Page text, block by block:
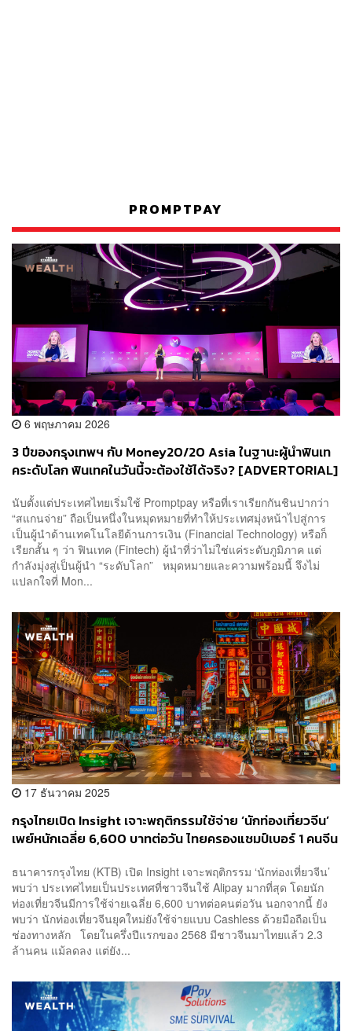
PROMPTPAY
6 พฤษภาคม 2026
3 ปีของกรุงเทพฯ กับ Money20/20 Asia ในฐานะผู้นำฟินเท
คระดับโลก ฟินเทคในวันนี้จะต้องใช้ได้จริง? [ADVERTORIAL]
นับตั้งแต่ประเทศไทยเริ่มใช้ Promptpay หรือที่เราเรียกกันชินปากว่า
“สแกนจ่าย” ถือเป็นหนึ่งในหมุดหมายที่ทำให้ประเทศมุ่งหน้าไปสู่การ
เป็นผู้นำด้านเทคโนโลยีด้านการเงิน (Financial Technology) หรือก็
เรียกสั้น ๆ ว่า ฟินเทค (Fintech) ผู้นำที่ว่าไม่ใช่แค่ระดับภูมิภาค แต่
กำลังมุ่งสู่เป็นผู้นำ “ระดับโลก” หมุดหมายและความพร้อมนี้ จึงไม่
แปลกใจที่ Mon...
17 ธันวาคม 2025
กรุงไทยเปิด Insight เจาะพฤติกรรมใช้จ่าย ‘นักท่องเที่ยวจีน’
เพย์หนักเฉลี่ย 6,600 บาทต่อวัน ไทยครองแชมป์เบอร์ 1 คนจีน
ธนาคารกรุงไทย (KTB) เปิด Insight เจาะพฤติกรรม ‘นักท่องเที่ยวจีน’
พบว่า ประเทศไทยเป็นประเทศที่ชาวจีนใช้ Alipay มากที่สุด โดยนัก
ท่องเที่ยวจีนมีการใช้จ่ายเฉลี่ย 6,600 บาทต่อคนต่อวัน นอกจากนี้ ยัง
พบว่า นักท่องเที่ยวจีนยุคใหม่ยังใช้จ่ายแบบ Cashless ด้วยมือถือเป็น
ช่องทางหลัก โดยในครึ่งปีแรกของ 2568 มีชาวจีนมาไทยแล้ว 2.3
ล้านคน แม้ลดลง แต่ยัง...